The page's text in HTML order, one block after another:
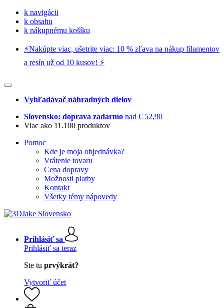
k navigácii
k obsahu
k nákupnému košíku
⚡️Nakúpte viac, ušetrite viac: 10 % zľava na nákup filamentov
a resín už od 10 kusov! ⚡️
Vyhľadávač náhradných dielov
Slovensko: doprava zadarmo nad € 52,90
Viac ako 11.100 produktov
Pomoc
Kde je moja objednávka?
Vrátenie tovaru
Cena dopravy
Možnosti platby
Kontakt
Všetky témy nápovedy
Prihlásiť sa
Prihlásiť sa teraz
Ste tu prvýkrát?
Vytvoriť účet